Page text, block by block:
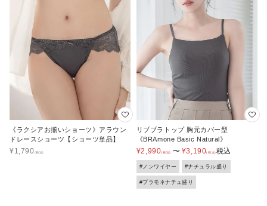
《ラクシアお揃いショーツ》アラウン
ドレースショーツ【ショーツ単品】
¥1,790
リブブラトップ 胸元カバー型
《BRAmone Basic Natural》
¥2,990 〜 ¥3,190 税込
#ノンワイヤー #ナチュラル盛り
#ブラモネナチュ盛り